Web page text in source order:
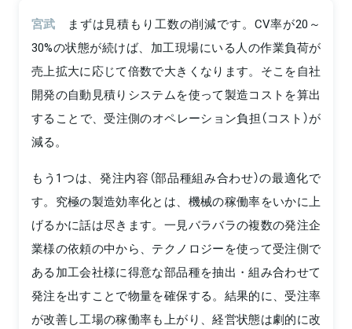
宮武
まずは見積もり工数の削減です。CV率が20～
30%の状態が続けば、加工現場にいる人の作業負荷が
売上拡大に応じて倍数で大きくなります。そこを自社
開発の自動見積りシステムを使って製造コストを算出
することで、受注側のオペレーション負担（コスト）が
減る。
もう1つは、発注内容（部品種組み合わせ）の最適化で
す。究極の製造効率化とは、機械の稼働率をいかに上
げるかに話は尽きます。一見バラバラの複数の発注企
業様の依頼の中から、テクノロジーを使って受注側で
ある加工会社様に得意な部品種を抽出・組み合わせて
発注を出すことで物量を確保する。結果的に、受注率
が改善し工場の稼働率も上がり、経営状態は劇的に改